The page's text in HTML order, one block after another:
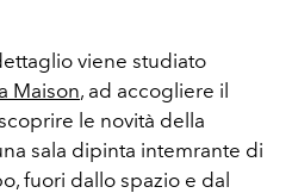
viene studiato
Maison, ad accogliere il
le novità della
sala dipinta intemrante di
fuori dallo spazio e dal